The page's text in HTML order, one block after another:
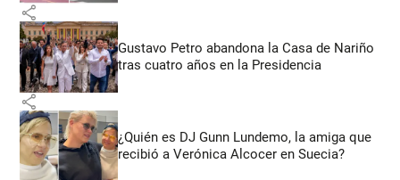
share
Gustavo Petro abandona la Casa de Nariño
tras cuatro años en la Presidencia
share
¿Quién es DJ Gunn Lundemo, la amiga que
recibió a Verónica Alcocer en Suecia?